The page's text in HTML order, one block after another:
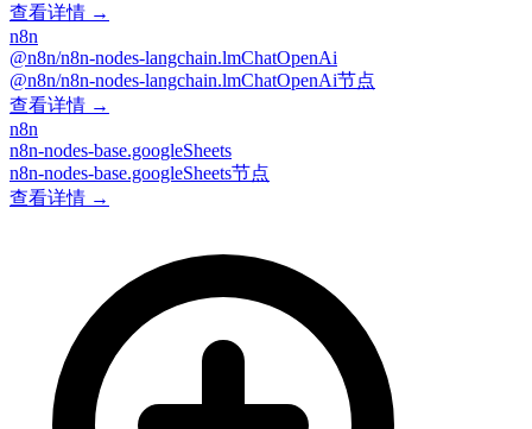
查看详情 →
n8n
@n8n/n8n-nodes-langchain.lmChatOpenAi
@n8n/n8n-nodes-langchain.lmChatOpenAi节点
查看详情 →
n8n
n8n-nodes-base.googleSheets
n8n-nodes-base.googleSheets节点
查看详情 →